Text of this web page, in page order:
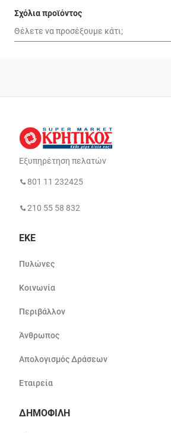
Σχόλια προϊόντος
Εξυπηρέτηση πελατών
801 11 232425
210 55 58 832
ΕΚΕ
Πυλώνες
Κοινωνία
Περιβάλλον
Άνθρωπος
Απολογισμός Δράσεων
Εταιρεία
ΔΗΜΟΦΙΛΗ